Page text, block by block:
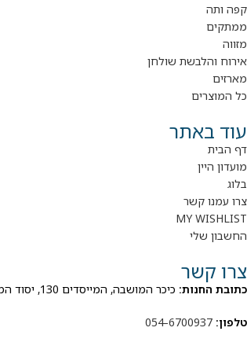
קפה ותה
ממתקים
מזווה
אירוח והלבשת שולחן
מארזים
כל המוצרים
עוד באתר
דף הבית
מועדון היין
בלוג
צרו עמנו קשר
MY WISHLIST
החשבון שלי
צרו קשר
כתובת החנות: כיכר המושבה, המייסדים 130, יסוד המעלה
טלפון: 054-6700937